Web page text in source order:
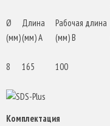
Ø
(мм)
Длина
(мм) A
Рабочая длина
(мм) B
8 165 100
Комплектация